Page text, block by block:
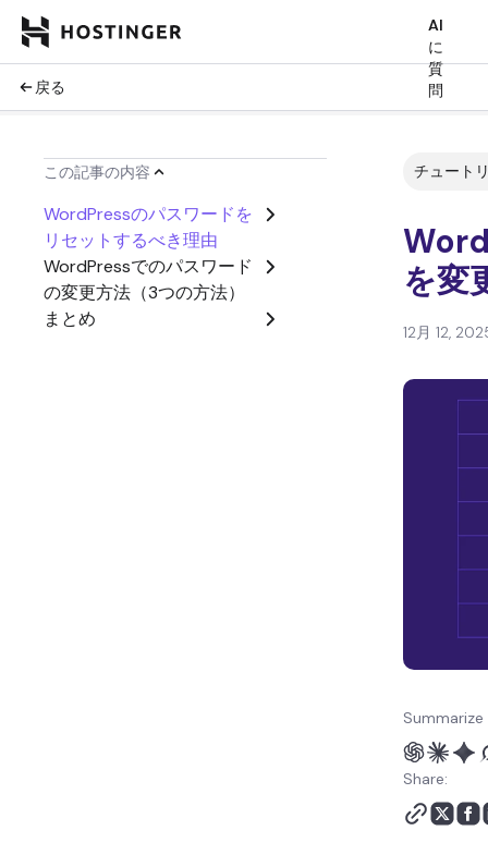
AI
に
質
問
戻る
この記事の内容
WordPressのパスワードを
リセットするべき理由
WordPressでのパスワード
の変更方法（3つの方法）
まとめ
チュート
を変
12月 12,
Share: